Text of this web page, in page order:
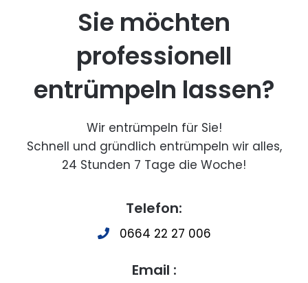
Sie möchten
professionell
entrümpeln lassen?
Wir entrümpeln für Sie!
Schnell und gründlich entrümpeln wir alles,
24 Stunden 7 Tage die Woche!
Telefon:
0664 22 27 006
Email :